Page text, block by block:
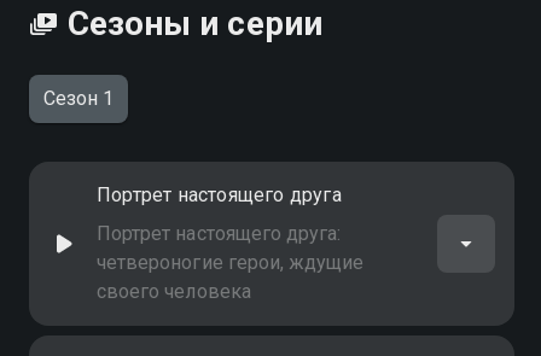
Сезоны и серии
Сезон 1
Портрет настоящего друга
Портрет настоящего друга:
четвероногие герои, ждущие
своего человека